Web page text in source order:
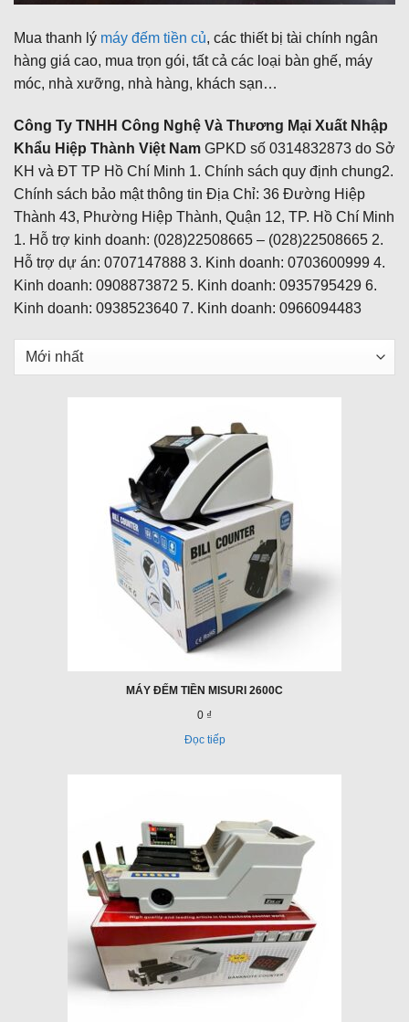
Mua thanh lý máy đếm tiền củ, các thiết bị tài chính ngân
hàng giá cao, mua trọn gói, tất cả các loại bàn ghế, máy
móc, nhà xưỡng, nhà hàng, khách sạn…
Công Ty TNHH Công Nghệ Và Thương Mại Xuất Nhập
Khẩu Hiệp Thành Việt Nam GPKD số 0314832873 do Sở
KH và ĐT TP Hồ Chí Minh 1. Chính sách quy định chung2.
Chính sách bảo mật thông tin Địa Chỉ: 36 Đường Hiệp
Thành 43, Phường Hiệp Thành, Quận 12, TP. Hồ Chí Minh
1. Hỗ trợ kinh doanh: (028)22508665 – (028)22508665 2.
Hỗ trợ dự án: 0707147888 3. Kinh doanh: 0703600999 4.
Kinh doanh: 0908873872 5. Kinh doanh: 0935795429 6.
Kinh doanh: 0938523640 7. Kinh doanh: 0966094483
Sắp
MÁY ĐẾM TIỀN MISURI 2600C
0 ₫
Đọc tiếp